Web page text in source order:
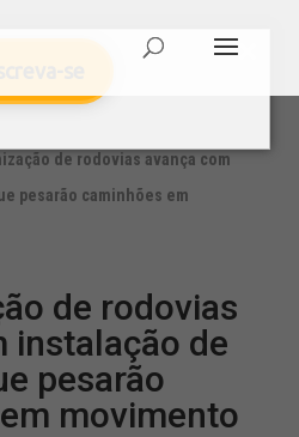
de rodovias avança com
pesarão caminhões em
de rodovias
instalação de
pesarão
movimento